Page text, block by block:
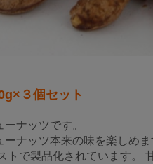
３個セット
ナッツです。
ナッツ本来の味を楽しめ
トで製品化されています。